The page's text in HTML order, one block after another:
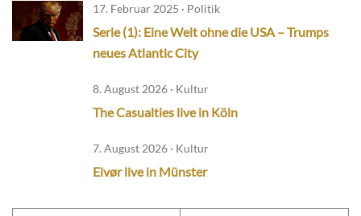
17. Februar 2025 · Politik
Serie (1): Eine Welt ohne die USA – Trumps
neues Atlantic City
8. August 2026 · Kultur
The Casualties live in Köln
7. August 2026 · Kultur
Eivør live in Münster